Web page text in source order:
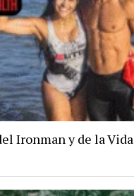
Ironman y de la Vida